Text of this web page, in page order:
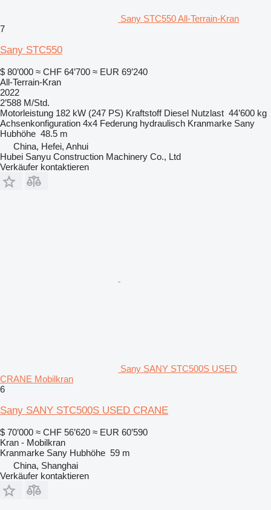
Sany STC550 All-Terrain-Kran
7
Sany STC550
$ 80’000 ≈ CHF 64’700 ≈ EUR 69’240
All-Terrain-Kran
2022
2’588 M/Std.
Motorleistung 182 kW (247 PS) Kraftstoff Diesel Nutzlast 44’600 kg
Achsenkonfiguration 4x4 Federung hydraulisch Kranmarke Sany
Hubhöhe 48.5 m
China, Hefei, Anhui
Hubei Sanyu Construction Machinery Co., Ltd
Verkäufer kontaktieren
Sany SANY STC500S USED
CRANE Mobilkran
6
Sany SANY STC500S USED CRANE
$ 70’000 ≈ CHF 56’620 ≈ EUR 60’590
Kran - Mobilkran
Kranmarke Sany Hubhöhe 59 m
China, Shanghai
Verkäufer kontaktieren